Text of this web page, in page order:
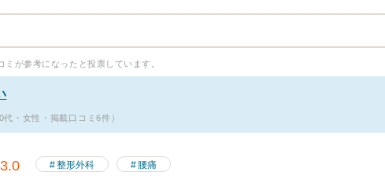
ミが参考になったと投票しています。
代・女性・掲載口コミ6件）
3.0 整形外科 腰痛